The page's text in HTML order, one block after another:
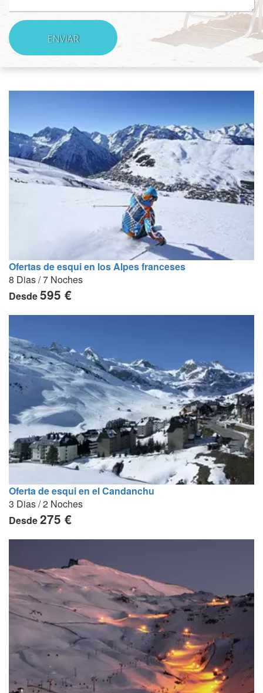
Ofertas de esqui en los Alpes franceses
8 Dias / 7 Noches
Desde595 €
Oferta de esqui en el Candanchu
3 Dias / 2 Noches
Desde275 €